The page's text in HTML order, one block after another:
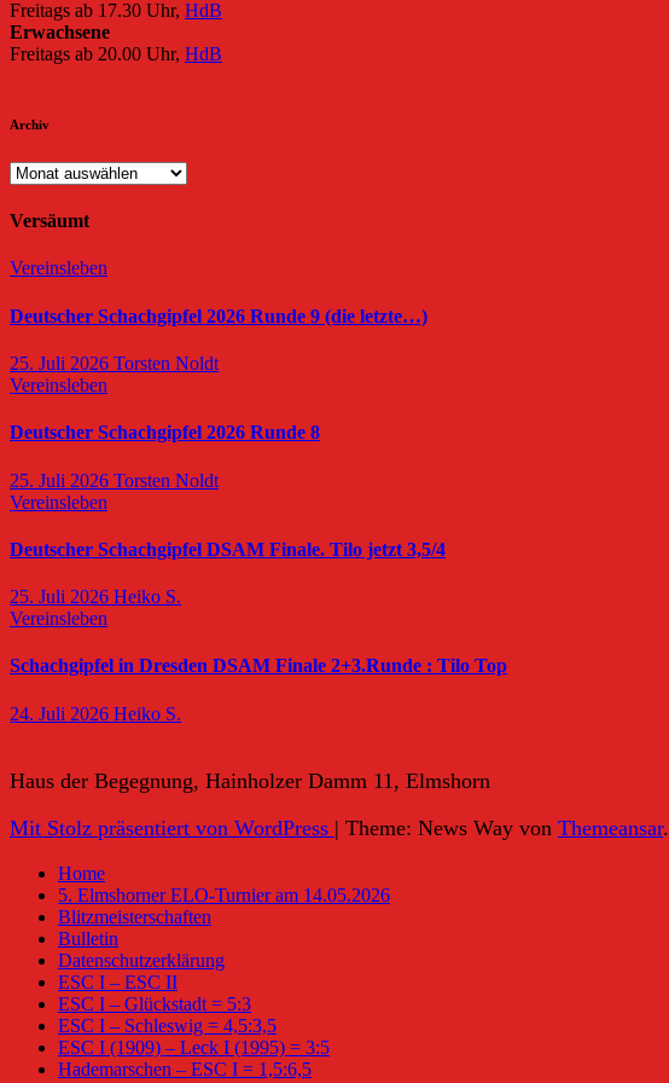
Freitags ab 17.30 Uhr, HdB
Erwachsene
Freitags ab 20.00 Uhr, HdB
Archiv
Archiv
Versäumt
Vereinsleben
Deutscher Schachgipfel 2026 Runde 9 (die letzte…)
25. Juli 2026 Torsten Noldt
Vereinsleben
Deutscher Schachgipfel 2026 Runde 8
25. Juli 2026 Torsten Noldt
Vereinsleben
Deutscher Schachgipfel DSAM Finale. Tilo jetzt 3,5/4
25. Juli 2026 Heiko S.
Vereinsleben
Schachgipfel in Dresden DSAM Finale 2+3.Runde : Tilo Top
24. Juli 2026 Heiko S.
Haus der Begegnung, Hainholzer Damm 11, Elmshorn
Mit Stolz präsentiert von WordPress | Theme: News Way von Themeansar.
Home
5. Elmshorner ELO-Turnier am 14.05.2026
Blitzmeisterschaften
Bulletin
Datenschutzerklärung
ESC I – ESC II
ESC I – Glückstadt = 5:3
ESC I – Schleswig = 4,5:3,5
ESC I (1909) – Leck I (1995) = 3:5
Hademarschen – ESC I = 1,5:6,5